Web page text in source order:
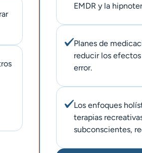
EMDR y la
Planes de
reducir los
error.
Los enfoques
terapias
subconscientes,